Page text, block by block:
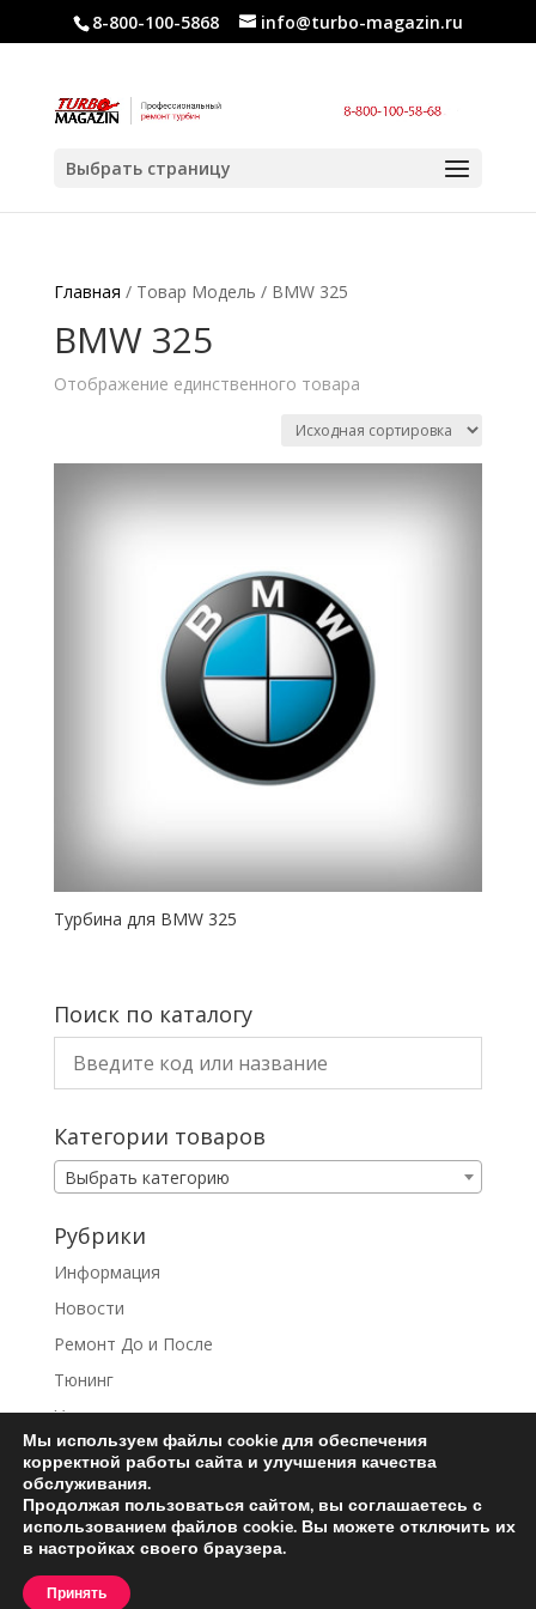
8-800-100-5868 info@turbo-magazin.ru
Выбрать страницу
Главная / Товар Модель / BMW 325
BMW 325
Отображение единственного товара
Турбина для BMW 325
Поиск по каталогу
Категории товаров
Выбрать категорию
Рубрики
Информация
Новости
Ремонт До и После
Тюнинг
Услуги
Ремонт турбин
Контакты
Пользовательское соглашение
Мы используем файлы cookie для обеспечения
корректной работы сайта и улучшения качества
обслуживания.
Продолжая пользоваться сайтом, вы соглашаетесь с
использованием файлов cookie. Вы можете отключить их
в настройках своего браузера.
Принять